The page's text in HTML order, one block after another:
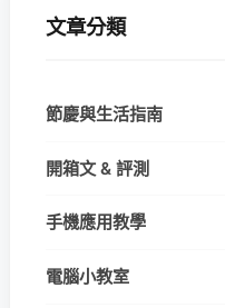
文章分類
節慶與生活指南
開箱文 & 評測
手機應用教學
電腦小教室